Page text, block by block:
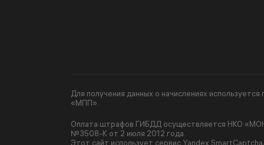
Для получения данных о начислениях
«МПП».
Оплата штрафов ГИБДД осуществляется НКО
№3508-К от 2 июля 2012 года.
Этот сайт использует сервис Yandex